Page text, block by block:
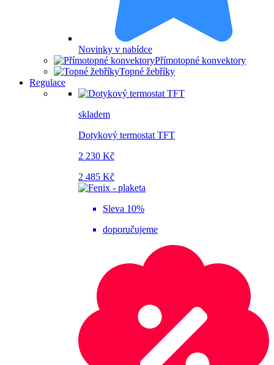
Novinky v nabídce
Přímotopné konvektory
Topné žebříky
Regulace
skladem
Dotykový termostat TFT
2 230 Kč
2 485 Kč
Sleva 10%
doporučujeme